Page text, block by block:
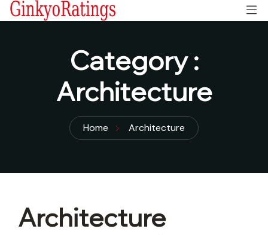
Category :
Architecture
Home Architecture
Architecture